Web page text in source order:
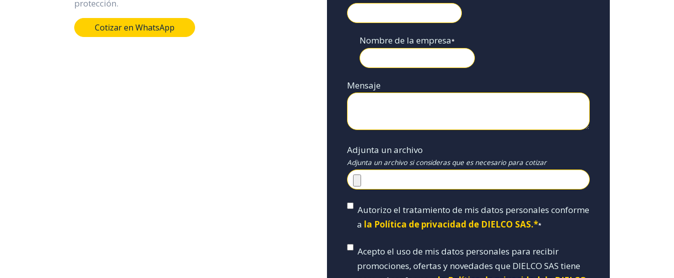
protección.
Cotizar en WhatsApp
Nombre de la empresa*
Mensaje
Adjunta un archivo
Adjunta un archivo si consideras que es necesario para cotizar
Autorizo el tratamiento de mis datos personales conforme
a la Política de privacidad de DIELCO SAS.**
Acepto el uso de mis datos personales para recibir
promociones, ofertas y novedades que DIELCO SAS tiene